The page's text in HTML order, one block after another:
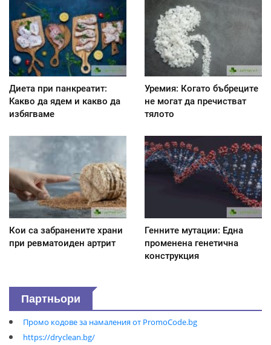
Диета при панкреатит:
Kакво да ядем и какво да
избягваме
Уремия: Когато бъбреците
не могат да пречистват
тялото
Кои са забранените храни
при ревматоиден артрит
Генните мутации: Една
променена генетична
конструкция
Партньори
Промо кодове за намаления от PromoCode.bg
https://dryclean.bg/